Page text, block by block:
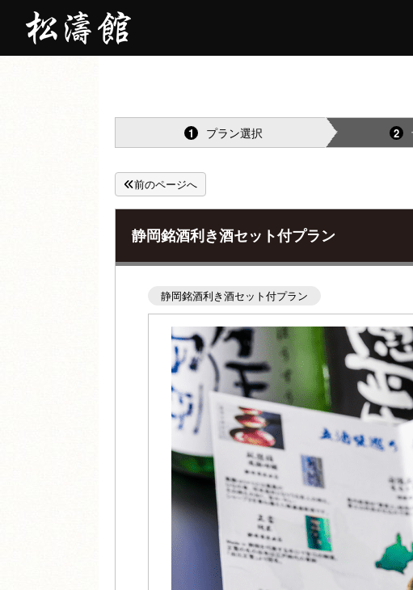
1 プラン選択 2
前のページへ
静岡銘酒利き酒セット付プラン
静岡銘酒利き酒セット付プラン